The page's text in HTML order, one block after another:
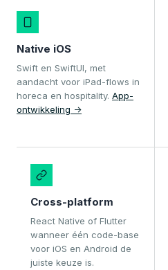
Native iOS
Swift en SwiftUI, met
aandacht voor iPad-flows in
horeca en hospitality. App-
ontwikkeling ->
Cross-platform
React Native of Flutter
wanneer één code-base
voor iOS en Android de
juiste keuze is.